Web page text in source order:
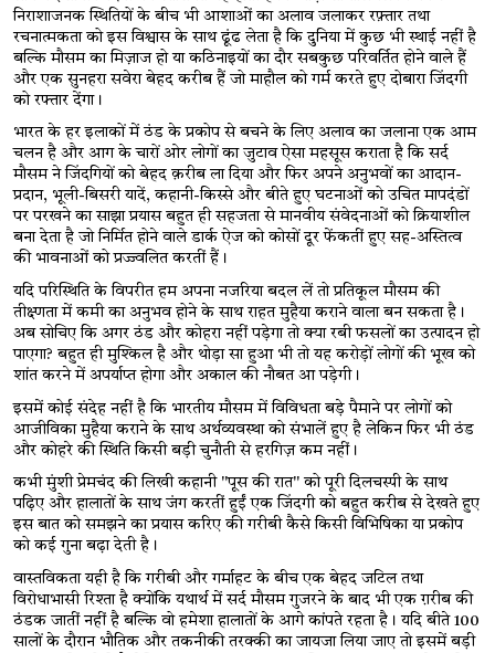
निराशाजनक स्थितियों के बीच भी आशाओं का अलाव जलाकर रफ़्तार तथा
रचनात्मकता को इस विश्वास के साथ ढूंढ लेता है कि दुनिया में कुछ भी स्थाई नहीं है
बल्कि मौसम का मिज़ाज हो या कठिनाइयों का दौर सबकुछ परिवर्तित होने वाले हैं
और एक सुनहरा सवेरा बेहद करीब हैं जो माहौल को गर्म करते हुए दोबारा जिंदगी
को रफ्तार देंगा।
भारत के हर इलाकों में ठंड के प्रकोप से बचने के लिए अलाव का जलाना एक आम
चलन है और आग के चारों ओर लोगों का जुटाव ऐसा महसूस कराता है कि सर्द
मौसम ने जिंदगियों को बेहद क़रीब ला दिया और फिर अपने अनुभवों का आदान-
प्रदान, भूली-बिसरी यादें, कहानी-किस्से और बीते हुए घटनाओं को उचित मापदंडों
पर परखने का साझा प्रयास बहुत ही सहजता से मानवीय संवेदनाओं को क्रियाशील
बना देता है जो निर्मित होने वाले डार्क ऐज को कोसों दूर फेंकतीं हुए सह-अस्तित्व
की भावनाओं को प्रज्ज्वलित करतीं हैं।
यदि परिस्थिति के विपरीत हम अपना नजरिया बदल लें तो प्रतिकूल मौसम की
तीक्ष्णता में कमी का अनुभव होने के साथ राहत मुहैया कराने वाला बन सकता है।
अब सोचिए कि अगर ठंड और कोहरा नहीं पड़ेगा तो क्या रबी फसलों का उत्पादन हो
पाएगा? बहुत ही मुश्किल है और थोड़ा सा हुआ भी तो यह करोड़ों लोगों की भूख को
शांत करने में अपर्याप्त होगा और अकाल की नौबत आ पड़ेगी।
इसमें कोई संदेह नहीं है कि भारतीय मौसम में विविधता बड़े पैमाने पर लोगों को
आजीविका मुहैया कराने के साथ अर्थव्यवस्था को संभालें हुए है लेकिन फिर भी ठंड
और कोहरे की स्थिति किसी बड़ी चुनौती से हरगिज़ कम नहीं।
कभी मुंशी प्रेमचंद की लिखी कहानी "पूस की रात" को पूरी दिलचस्पी के साथ
पढ़िए और हालातों के साथ जंग करतीं हुईं एक जिंदगी को बहुत करीब से देखते हुए
इस बात को समझने का प्रयास करिए की गरीबी कैसे किसी विभिषिका या प्रकोप
को कई गुना बढ़ा देती है।
वास्तविकता यही है कि गरीबी और गर्माहट के बीच एक बेहद जटिल तथा
विरोधाभासी रिश्ता है क्योंकि यथार्थ में सर्द मौसम गुजरने के बाद भी एक ग़रीब की
ठंडक जातीं नहीं है बल्कि वो हमेशा हालातों के आगे कांपते रहता है। यदि बीते 100
सालों के दौरान भौतिक और तकनीकी तरक्की का जायजा लिया जाए तो इसमें बड़ी